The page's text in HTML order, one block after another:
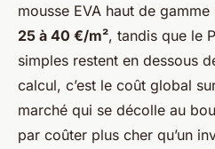
mousse EVA haut de
25 à 40 €/m², tandis que le
simples restent en dessous
calcul, c’est le coût global
marché qui se décolle au
par coûter plus cher qu’un